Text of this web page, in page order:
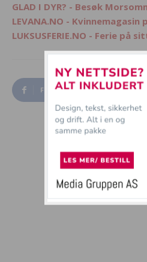
GLAD I DYR? - Besøk
LEVANA.NO - Kvinnemagasin
LUKSUSFERIE.NO - Ferie på
Facebook Twitter